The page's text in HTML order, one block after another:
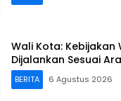
Wali Kota: Kebijakan
Dijalankan Sesuai
BERITA 6 Agustus 2026